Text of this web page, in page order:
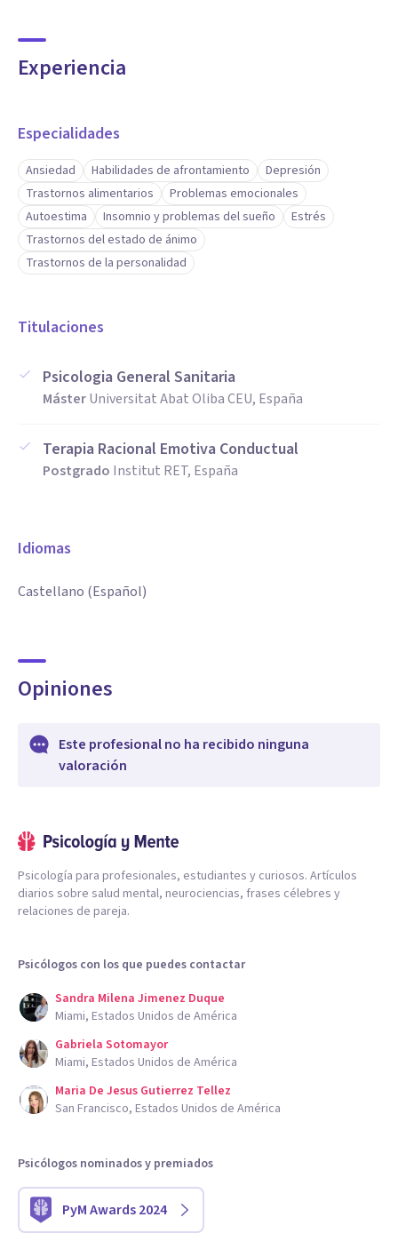
Experiencia
Especialidades
Ansiedad Habilidades de afrontamiento
Depresión
Trastornos alimentarios
Problemas emocionales
Autoestima
Insomnio y problemas del sueño
Estrés
Trastornos del estado de ánimo
Trastornos de la personalidad
Titulaciones
Psicologia General Sanitaria
MásterUniversitat Abat Oliba CEU, España
Terapia Racional Emotiva Conductual
Postgrado Institut RET, España
Idiomas
Castellano (Español)
Opiniones
Este profesional no ha recibido ninguna
valoración
Psicología para profesionales, estudiantes y curiosos. Artículos
diarios sobre salud mental, neurociencias, frases célebres y
relaciones de pareja.
Psicólogos con los que puedes contactar
Sandra Milena Jimenez Duque
Miami, Estados Unidos de América
Gabriela Sotomayor
Miami, Estados Unidos de América
Maria De Jesus Gutierrez Tellez
San Francisco, Estados Unidos de América
Psicólogos nominados y premiados
PyM Awards 2024